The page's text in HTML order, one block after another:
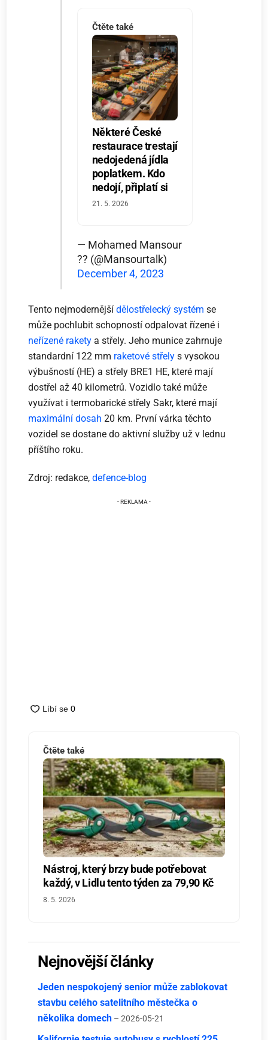
Čtěte také
Některé České
restaurace trestají
nedojedená jídla
poplatkem. Kdo
nedojí, připlatí si
21. 5. 2026
— Mohamed Mansour
?? (@Mansourtalk)
December 4, 2023
Tento nejmodernějšídělostřelecký systém se
může pochlubit schopností odpalovat řízené i
neřízené rakety a střely. Jeho munice zahrnuje
standardní 122 mm raketové střely s vysokou
výbušností (HE) a střely BRE1 HE, které mají
dostřel až 40 kilometrů. Vozidlo také může
využívat i termobarické střely Sakr, které mají
maximální dosah 20 km. První várka těchto
vozidel se dostane do aktivní služby už v lednu
příštího roku.
Zdroj: redakce,defence-blog
Čtěte také
Nástroj, který brzy bude potřebovat
každý, v Lidlu tento týden za 79,90 Kč
8. 5. 2026
Nejnovější články
Jeden nespokojený senior může zablokovat
stavbu celého satelitního městečka o
několika domech – 2026-05-21